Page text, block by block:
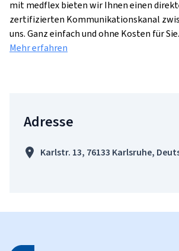
mit medflex bieten wir Ihnen einen
zertifizierten Kommunikationskanal
uns. Ganz einfach und ohne Kosten für Sie.
Mehr erfahren
Adresse
Karlstr. 13, 76133 Karlsruhe,